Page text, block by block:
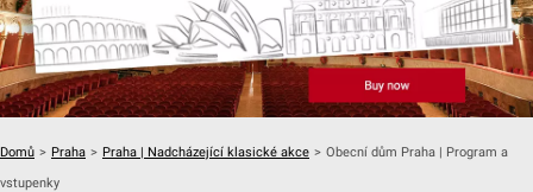
Domů > Praha > Praha | Nadcházející klasické akce > Obecní dům Praha | Program a
vstupenky